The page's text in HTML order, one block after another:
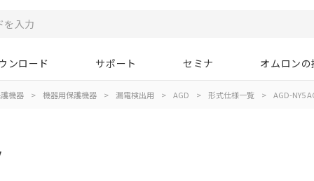
ンロード サポート セミナ オムロン
機器 > 機器用保護機器 > 漏電検出用 > AGD > 形式仕様一覧 > AGD-NY5